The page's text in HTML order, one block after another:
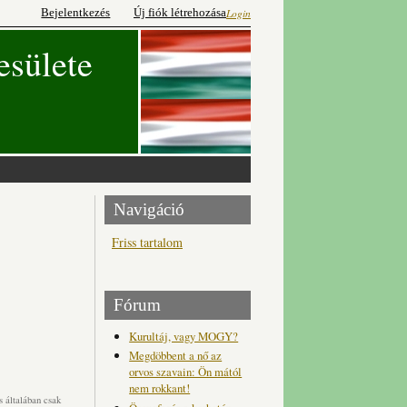
Login
Bejelentkezés Új fiók létrehozása
általában csak
Navigáció
Friss tartalom
Fórum
Kurultáj, vagy MOGY?
Megdöbbent a nő az
orvos szavain: Ön mától
nem rokkant!